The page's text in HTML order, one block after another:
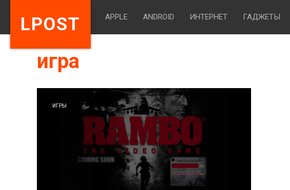
LPOST APPLE ANDROID ИНТЕРНЕТ ГАДЖЕТЫ
игра
ИГРЫ